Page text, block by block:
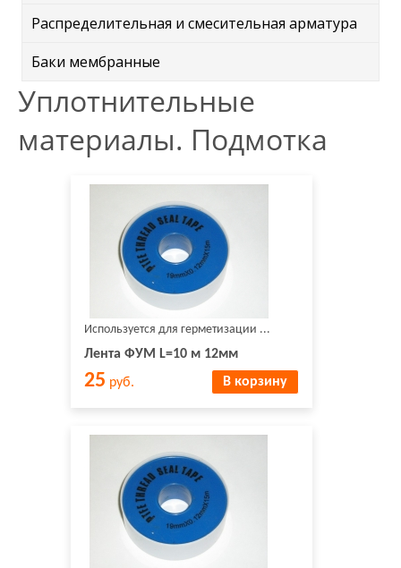
Распределительная и смесительная арматура
Баки мембранные
Уплотнительные
материалы. Подмотка
Используется для герметизации ...
Лента ФУМ L=10 м 12мм
25 руб. В корзину